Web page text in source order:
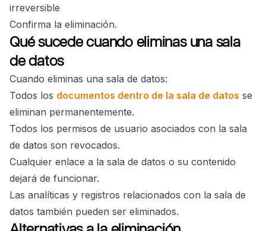
irreversible
Confirma la eliminación.
Qué sucede cuando eliminas una sala
de datos
Cuando eliminas una sala de datos:
Todos los documentos dentro de la sala de datos se
eliminan permanentemente.
Todos los permisos de usuario asociados con la sala
de datos son revocados.
Cualquier enlace a la sala de datos o su contenido
dejará de funcionar.
Las analíticas y registros relacionados con la sala de
datos también pueden ser eliminados.